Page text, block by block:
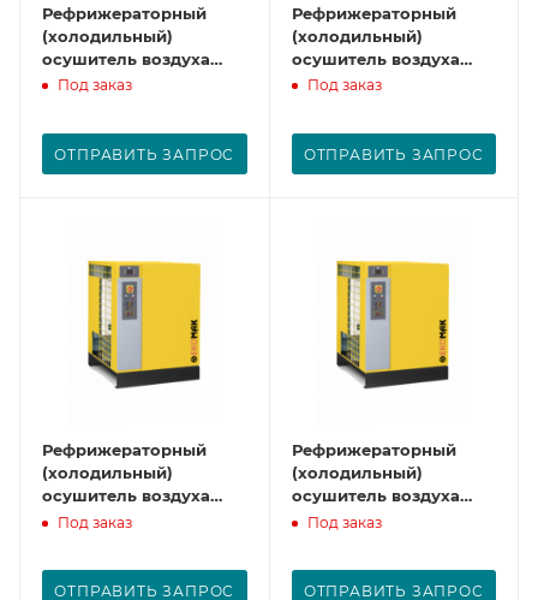
Рефрижераторный
(холодильный)
осушитель воздуха
CAD 30
Под заказ
ОТПРАВИТЬ ЗАПРОС
Рефрижераторный
(холодильный)
осушитель воздуха
CAD 42
Под заказ
ОТПРАВИТЬ ЗАПРОС
Рефрижераторный
(холодильный)
осушитель воздуха
CAD 53
Под заказ
ОТПРАВИТЬ ЗАПРОС
Рефрижераторный
(холодильный)
осушитель воздуха
CAD 61
Под заказ
ОТПРАВИТЬ ЗАПРОС